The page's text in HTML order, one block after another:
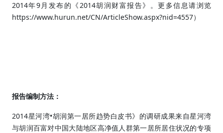
2014年9月发布的《 2014胡润财富报告》。更多信息请浏览
https://www.hurun.net/CN/ArticleShow.aspx?nid=4557）
报告编制方法：
2014星河湾•胡润第一居所趋势白皮书》的调研成果来自星河湾
与胡润百富对中国大陆地区高净值人群第一居所居住状况的专项